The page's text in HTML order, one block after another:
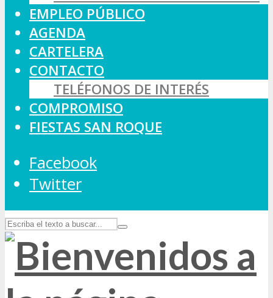
EMPLEO PÚBLICO
AGENDA
CARTELERA
CONTACTO
TELÉFONOS DE INTERÉS
COMPROMISO
FIESTAS SAN ROQUE
Facebook
Twitter